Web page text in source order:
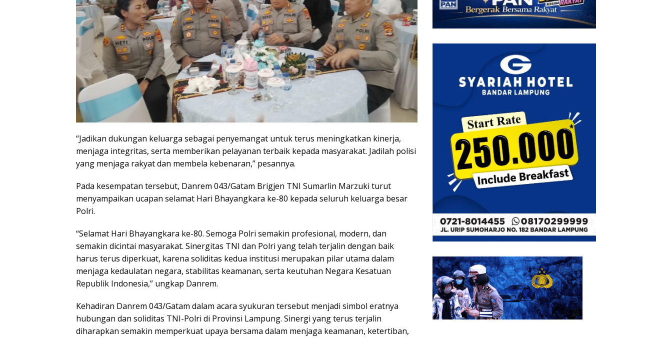
“Jadikan dukungan keluarga sebagai penyemangat untuk terus meningkatkan kinerja,
menjaga integritas, serta memberikan pelayanan terbaik kepada masyarakat. Jadilah polisi
yang menjaga rakyat dan membela kebenaran,” pesannya.
Pada kesempatan tersebut, Danrem 043/Gatam Brigjen TNI Sumarlin Marzuki turut
menyampaikan ucapan selamat Hari Bhayangkara ke-80 kepada seluruh keluarga besar
Polri.
“Selamat Hari Bhayangkara ke-80. Semoga Polri semakin profesional, modern, dan
semakin dicintai masyarakat. Sinergitas TNI dan Polri yang telah terjalin dengan baik
harus terus diperkuat, karena soliditas kedua institusi merupakan pilar utama dalam
menjaga kedaulatan negara, stabilitas keamanan, serta keutuhan Negara Kesatuan
Republik Indonesia,” ungkap Danrem.
Kehadiran Danrem 043/Gatam dalam acara syukuran tersebut menjadi simbol eratnya
hubungan dan soliditas TNI-Polri di Provinsi Lampung. Sinergi yang terus terjalin
diharapkan semakin memperkuat upaya bersama dalam menjaga keamanan, ketertiban,